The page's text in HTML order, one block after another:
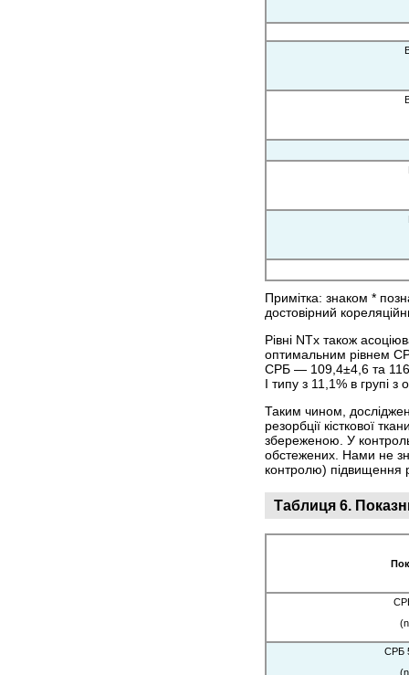
Примітка: знаком *
достовірний
Рівні NTx також
оптимальним рівнем
СРБ — 109,4±4,6 та
І типу з 11,1% в групі
Таким чином,
резорбції кісткової
збереженою. У
обстежених. Нами не
контролю) підвищення
Таблиця 6.
СРБ